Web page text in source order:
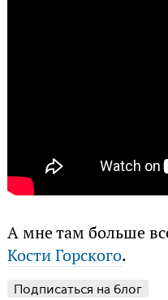
А мне там больше
Кости Горского.
Подписаться на блог